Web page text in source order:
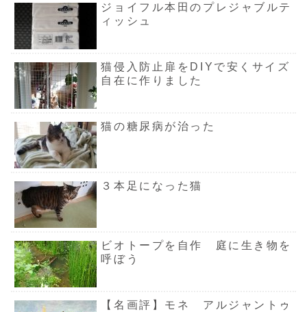
ジョイフル本田のプレジャブルテ
ィッシュ
猫侵入防止扉をDIYで安くサイズ
自在に作りました
猫の糖尿病が治った
３本足になった猫
ビオトープを自作 庭に生き物を
呼ぼう
【名画評】モネ アルジャントゥ